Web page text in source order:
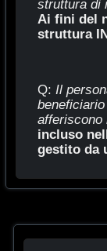
struttura di
Ai fini del
struttura
Q: Il
afferiscono
incluso
gestito da